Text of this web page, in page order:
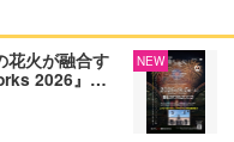
花火が融合す
2026』…
NEW